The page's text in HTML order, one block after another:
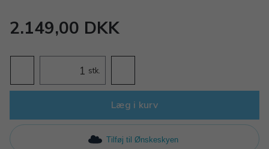
2.149,00 DKK
stk.
Læg i kurv
Tilføj til Ønskeskyen